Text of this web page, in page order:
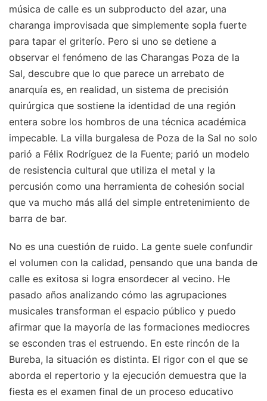
música de calle es un subproducto del azar, una
charanga improvisada que simplemente sopla fuerte
para tapar el griterío. Pero si uno se detiene a
observar el fenómeno de las Charangas Poza de la
Sal, descubre que lo que parece un arrebato de
anarquía es, en realidad, un sistema de precisión
quirúrgica que sostiene la identidad de una región
entera sobre los hombros de una técnica académica
impecable. La villa burgalesa de Poza de la Sal no solo
parió a Félix Rodríguez de la Fuente; parió un modelo
de resistencia cultural que utiliza el metal y la
percusión como una herramienta de cohesión social
que va mucho más allá del simple entretenimiento de
barra de bar.
No es una cuestión de ruido. La gente suele confundir
el volumen con la calidad, pensando que una banda de
calle es exitosa si logra ensordecer al vecino. He
pasado años analizando cómo las agrupaciones
musicales transforman el espacio público y puedo
afirmar que la mayoría de las formaciones mediocres
se esconden tras el estruendo. En este rincón de la
Bureba, la situación es distinta. El rigor con el que se
aborda el repertorio y la ejecución demuestra que la
fiesta es el examen final de un proceso educativo